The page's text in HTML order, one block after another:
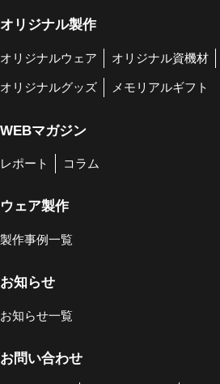
オリジナル製作
オリジナルウェア オリジナル資機材
オリジナルグッズ メモリアルギフト
WEBマガジン
レポート コラム
ウェア製作
製作事例一覧
お知らせ
お知らせ一覧
お問い合わせ